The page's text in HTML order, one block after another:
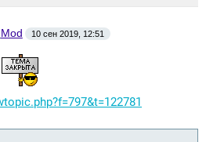
СMod 10 сен 2019, 12:51